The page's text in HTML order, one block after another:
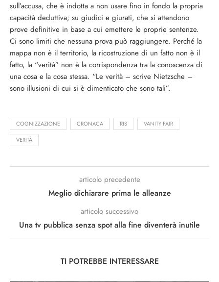
sull’accusa, che è indotta a non usare fino in fondo la propria
capacità deduttiva; su giudici e giurati, che si attendono
prove definitive in base a cui emettere le proprie sentenze.
Ci sono limiti che nessuna prova può raggiungere. Perché la
mappa non è il territorio, la ricostruzione di un fatto non è il
fatto, la “verità” non è la corrispondenza tra la conoscenza di
una cosa e la cosa stessa. “Le verità – scrive Nietzsche –
sono illusioni di cui si è dimenticato che sono tali”.
COGNIZZAZIONE CRONACA RIS VANITY FAIR
VERITÀ
articolo precedente
Meglio dichiarare prima le alleanze
articolo successivo
Una tv pubblica senza spot alla fine diventerà inutile
TI POTREBBE INTERESSARE